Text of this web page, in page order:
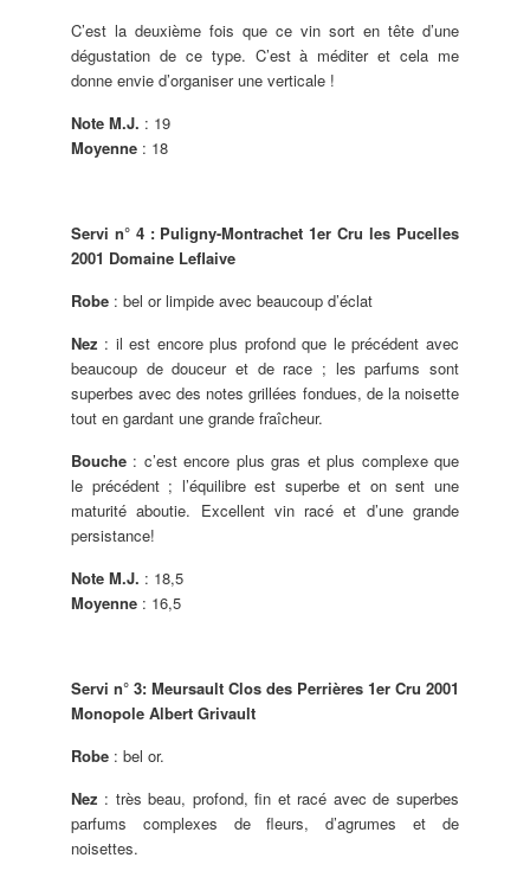
C’est la deuxième fois que ce vin sort en tête d’une
dégustation de ce type. C’est à méditer et cela me
donne envie d’organiser une verticale !
Note M.J. : 19
Moyenne : 18
Servi n° 4 : Puligny-Montrachet 1er Cru les Pucelles
2001 Domaine Leflaive
Robe : bel or limpide avec beaucoup d’éclat
Nez : il est encore plus profond que le précédent avec
beaucoup de douceur et de race ; les parfums sont
superbes avec des notes grillées fondues, de la noisette
tout en gardant une grande fraîcheur.
Bouche : c’est encore plus gras et plus complexe que
le précédent ; l’équilibre est superbe et on sent une
maturité aboutie. Excellent vin racé et d’une grande
persistance!
Note M.J. : 18,5
Moyenne : 16,5
Servi n° 3: Meursault Clos des Perrières 1er Cru 2001
Monopole Albert Grivault
Robe : bel or.
Nez : très beau, profond, fin et racé avec de superbes
parfums complexes de fleurs, d’agrumes et de
noisettes.